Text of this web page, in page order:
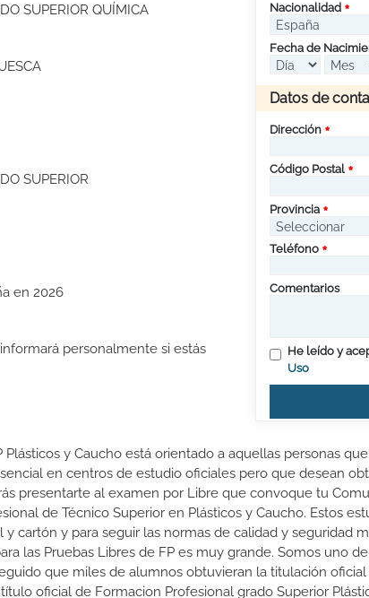
SUPERIOR QUÍMICA
SUPERIOR
en 2026
personalmente si estás
Nacionalidad
Fecha de
Datos de
Dirección
Código Postal
Provincia
Teléfono
Comentarios
He leído y
Uso
Plásticos y Caucho está orientado a aquellas personas
en centros de estudio oficiales pero que desean
presentarte al examen por Libre que convoque tu
de Técnico Superior en Plásticos y Caucho. Estos
y cartón y para seguir las normas de calidad y seguridad
las Pruebas Libres de FP es muy grande. Somos uno
que miles de alumnos obtuvieran la titulación oficial
oficial de Formacion Profesional grado Superior